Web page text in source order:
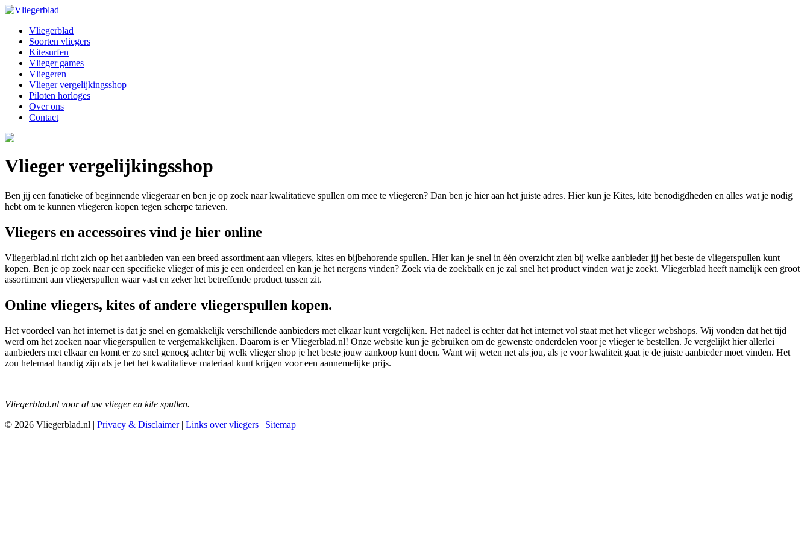
Vliegerblad
Soorten vliegers
Kitesurfen
Vlieger games
Vliegeren
Vlieger vergelijkingsshop
Piloten horloges
Over ons
Contact
Vlieger vergelijkingsshop
Ben jij een fanatieke of beginnende vliegeraar en ben je op zoek naar kwalitatieve spullen om mee te vliegeren? Dan ben je hier aan het juiste adres. Hier kun je Kites, kite benodigdheden en alles wat je nodig
hebt om te kunnen vliegeren kopen tegen scherpe tarieven.
Vliegers en accessoires vind je hier online
Vliegerblad.nl richt zich op het aanbieden van een breed assortiment aan vliegers, kites en bijbehorende spullen. Hier kan je snel in één overzicht zien bij welke aanbieder jij het beste de vliegerspullen kunt
kopen. Ben je op zoek naar een specifieke vlieger of mis je een onderdeel en kan je het nergens vinden? Zoek via de zoekbalk en je zal snel het product vinden wat je zoekt. Vliegerblad heeft namelijk een groot
assortiment aan vliegerspullen waar vast en zeker het betreffende product tussen zit.
Online vliegers, kites of andere vliegerspullen kopen.
Het voordeel van het internet is dat je snel en gemakkelijk verschillende aanbieders met elkaar kunt vergelijken. Het nadeel is echter dat het internet vol staat met het vlieger webshops. Wij vonden dat het tijd
werd om het zoeken naar vliegerspullen te vergemakkelijken. Daarom is er Vliegerblad.nl! Onze website kun je gebruiken om de gewenste onderdelen voor je vlieger te bestellen. Je vergelijkt hier allerlei
aanbieders met elkaar en komt er zo snel genoeg achter bij welk vlieger shop je het beste jouw aankoop kunt doen. Want wij weten net als jou, als je voor kwaliteit gaat je de juiste aanbieder moet vinden. Het
zou helemaal handig zijn als je het het kwalitatieve materiaal kunt krijgen voor een aannemelijke prijs.
Vliegerblad.nl voor al uw vlieger en kite spullen.
© 2026 Vliegerblad.nl | Privacy & Disclaimer| Links over vliegers | Sitemap